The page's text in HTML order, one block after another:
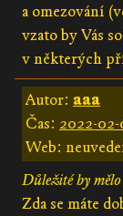
a omezování
vzato by Vás
v některých
Autor: aaa
Čas: 2022-02-
Web:
Důležité by
Zda se máte